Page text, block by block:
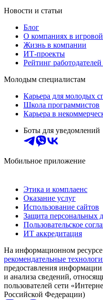
Новости и статьи
Блог
О компаниях в
Жизнь в компании
ИТ-проекты
Рейтинг
Молодым специалистам
Карьера для молодых
Школа программистов
Карьера в
Боты для уведомлений
Мобильное приложение
Этика и комплаенс
Оказание услуг
Использование сайтов
Защита персональных
Пользовательское
ИТ аккредитация
На информационном
рекомендательные
предоставления информации
и анализа сведений,
пользователей сети
Российской Федерации)